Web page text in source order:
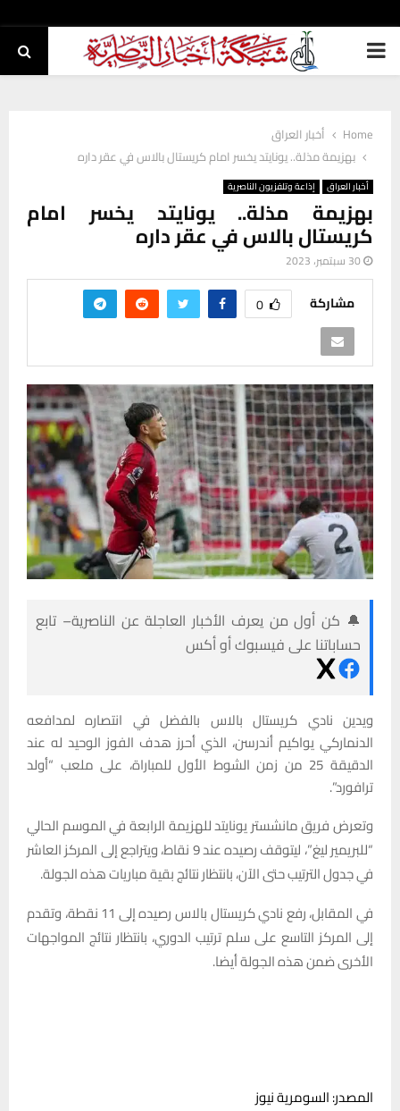
PRIMARY
Home
أخبار العراق
بهزيمة مذلة.. يونايتد يخسر امام كريستال بالاس في عقر داره
أخبار العراق إذاعة وتلفزيون الناصرية
بهزيمة مذلة.. يونايتد يخسر امام
كريستال بالاس في عقر داره
30 سبتمبر، 2023
مشاركة 0
🔔 كن أول من يعرف الأخبار العاجلة عن الناصرية– تابع
حساباتنا على فيسبوك أو أكس
ويدين نادي كريستال بالاس بالفضل في انتصاره لمدافعه
الدنماركي يواكيم أندرسن، الذي أحرز هدف الفوز الوحيد له عند
الدقيقة 25 من زمن الشوط الأول للمباراة، على ملعب “أولد
ترافورد”.
وتعرض فريق مانشستر يونايتد للهزيمة الرابعة في الموسم الحالي
“للبريمير ليغ”، ليتوقف رصيده عند 9 نقاط، ويتراجع إلى المركز العاشر
في جدول الترتيب حتى الآن، بانتظار نتائج بقية مباريات هذه الجولة.
في المقابل، رفع نادي كريستال بالاس رصيده إلى 11 نقطة، وتقدم
إلى المركز التاسع على سلم ترتيب الدوري، بانتظار نتائج المواجهات
الأخرى ضمن هذه الجولة أيضا.
المصدر: السومرية نيوز